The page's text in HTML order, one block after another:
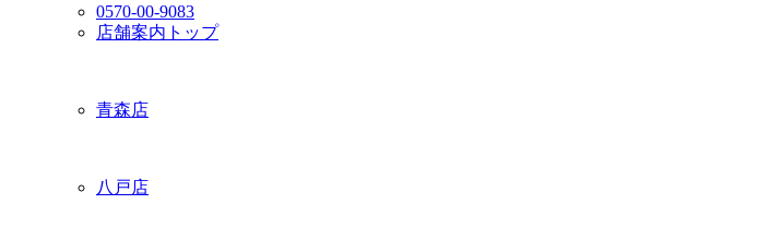
0570-00-9083
店舗案内トップ
青森店
八戸店